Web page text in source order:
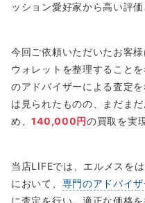
ッション愛好家から高い評価
今回ご依頼いただいたお客
ウォレットを整理すること
のアドバイザーによる査定
は見られたものの、まだま
め、140,000円の買取を実
当店LIFEでは、エルメスを
において、 専門のアドバイザ
に査定を行い、適正な価格